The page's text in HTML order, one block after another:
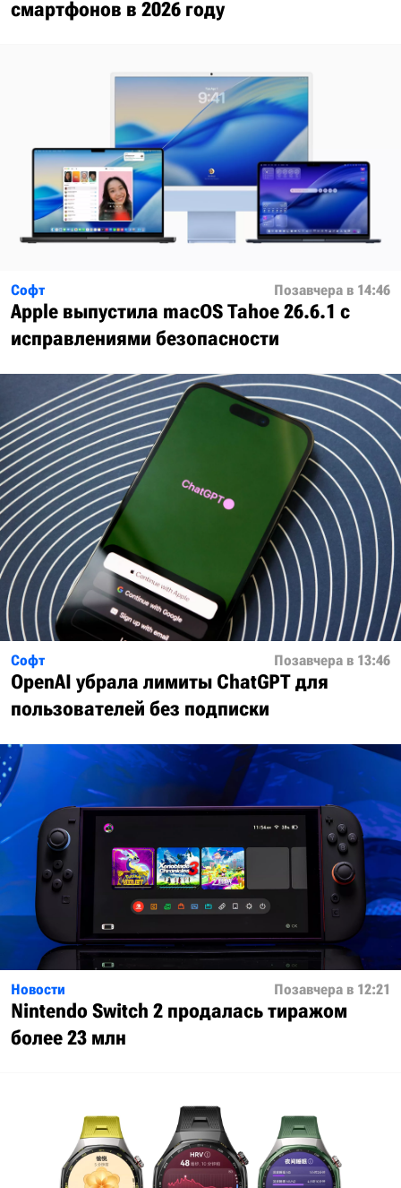
смартфонов в 2026 году
Софт Позавчера в 14:46
Apple выпустила macOS Tahoe 26.6.1 с
исправлениями безопасности
Софт Позавчера в 13:46
OpenAI убрала лимиты ChatGPT для
пользователей без подписки
Новости Позавчера в 12:21
Nintendo Switch 2 продалась тиражом
более 23 млн